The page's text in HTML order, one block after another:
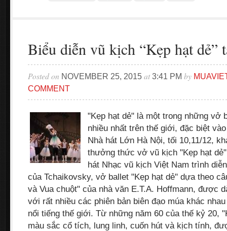
Biểu diễn vũ kịch “Kẹp hạt dẻ”
Posted on NOVEMBER 25, 2015 at3:41 PM by
COMMENT
"Kẹp hạt dẻ" là một trong những vở
nhiều nhất trên thế giới, đặc biệt
Nhà hát Lớn Hà Nội, tối 10,11/12,
thưởng thức vở vũ kịch "Kẹp hạt
hát Nhạc vũ kịch Việt Nam trình
của Tchaikovsky, vở ballet "Kẹp hạt dẻ" dựa theo
và Vua chuột" của nhà văn E.T.A. Hoffmann, được
với rất nhiều các phiên bản biên đạo múa khác
nổi tiếng thế giới. Từ những năm 60 của thế kỷ 20,
màu sắc cổ tích, lung linh, cuốn hút và kịch tính,